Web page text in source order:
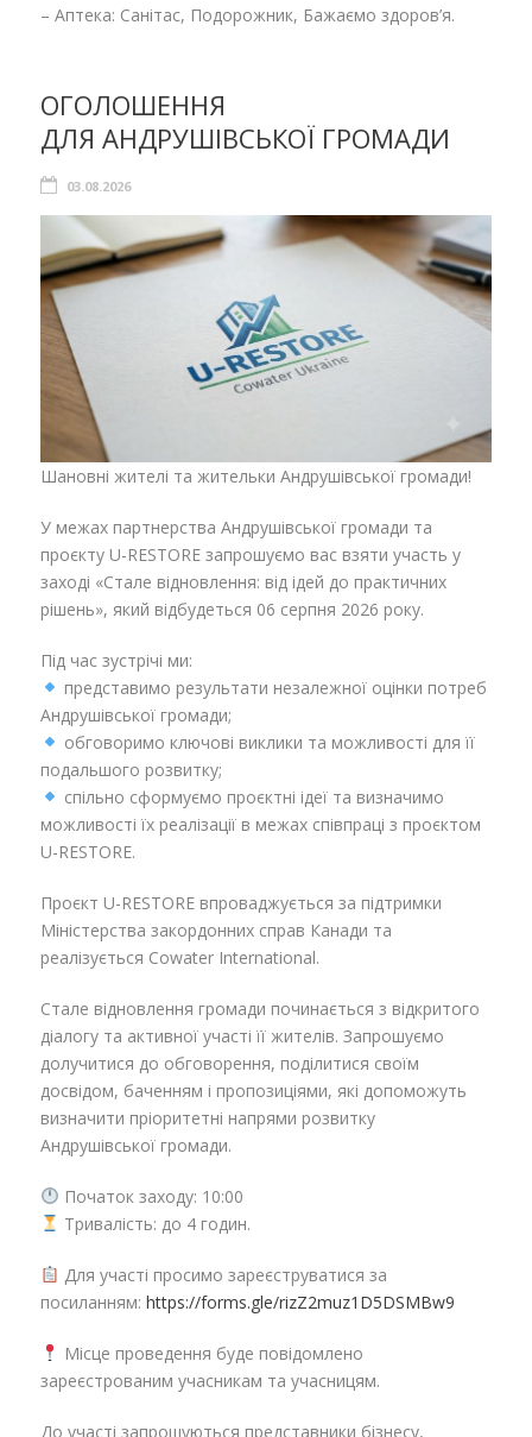
– Аптека: Санітас, Подорожник, Бажаємо здоров’я.
ОГОЛОШЕННЯ
ДЛЯ АНДРУШІВСЬКОЇ ГРОМАДИ
03.08.2026
Шановні жителі та жительки Андрушівської громади!
У межах партнерства Андрушівської громади та
проєкту U-RESTORE запрошуємо вас взяти участь у
заході «Стале відновлення: від ідей до практичних
рішень», який відбудеться 06 серпня 2026 року.
Під час зустрічі ми:
представимо результати незалежної оцінки потреб
Андрушівської громади;
обговоримо ключові виклики та можливості для її
подальшого розвитку;
спільно сформуємо проєктні ідеї та визначимо
можливості їх реалізації в межах співпраці з проєктом
U-RESTORE.
Проєкт U-RESTORE впроваджується за підтримки
Міністерства закордонних справ Канади та
реалізується Cowater International.
Стале відновлення громади починається з відкритого
діалогу та активної участі її жителів. Запрошуємо
долучитися до обговорення, поділитися своїм
досвідом, баченням і пропозиціями, які допоможуть
визначити пріоритетні напрями розвитку
Андрушівської громади.
Початок заходу: 10:00
Тривалість: до 4 годин.
Для участі просимо зареєструватися за
посиланням: https://forms.gle/rizZ2muz1D5DSMBw9
Місце проведення буде повідомлено
зареєстрованим учасникам та учасницям.
До участі запрошуються представники бізнесу,